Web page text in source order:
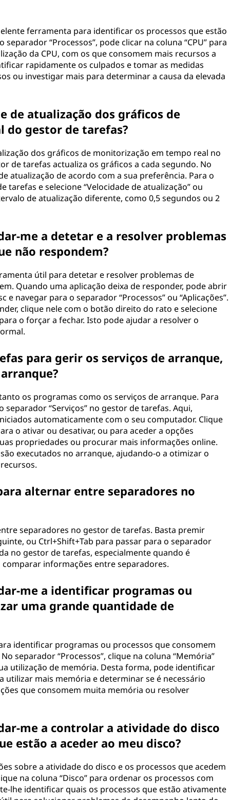
ferramenta para identificar os processos que estão
“Processos”, pode clicar na coluna “CPU” para
da CPU, com os que consomem mais recursos a
rapidamente os culpados e tomar as medidas
ou investigar mais para determinar a causa da elevada
de atualização dos gráficos de
do gestor de tarefas?
dos gráficos de monitorização em tempo real no
de tarefas actualiza os gráficos a cada segundo. No
atualização de acordo com a sua preferência. Para o
tarefas e selecione “Velocidade de atualização” ou
de atualização diferente, como 0,5 segundos ou 2
me a detetar e a resolver problemas
não respondem?
útil para detetar e resolver problemas de
Quando uma aplicação deixa de responder, pode abrir
navegar para o separador “Processos” ou “Aplicações”.
clique nele com o botão direito do rato e selecione
o forçar a fechar. Isto pode ajudar a resolver o
para gerir os serviços de arranque,
os programas como os serviços de arranque. Para
“Serviços” no gestor de tarefas. Aqui,
automaticamente com o seu computador. Clique
o ativar ou desativar, ou para aceder a opções
propriedades ou procurar mais informações online.
executados no arranque, ajudando-o a otimizar o
alternar entre separadores no
separadores no gestor de tarefas. Basta premir
ou Ctrl+Shift+Tab para passar para o separador
no gestor de tarefas, especialmente quando é
informações entre separadores.
me a identificar programas ou
uma grande quantidade de
identificar programas ou processos que consomem
separador “Processos”, clique na coluna “Memória”
utilização de memória. Desta forma, pode identificar
utilizar mais memória e determinar se é necessário
que consomem muita memória ou resolver
me a controlar a atividade do disco
estão a aceder ao meu disco?
sobre a atividade do disco e os processos que acedem
na coluna “Disco” para ordenar os processos com
lhe identificar quais os processos que estão ativamente